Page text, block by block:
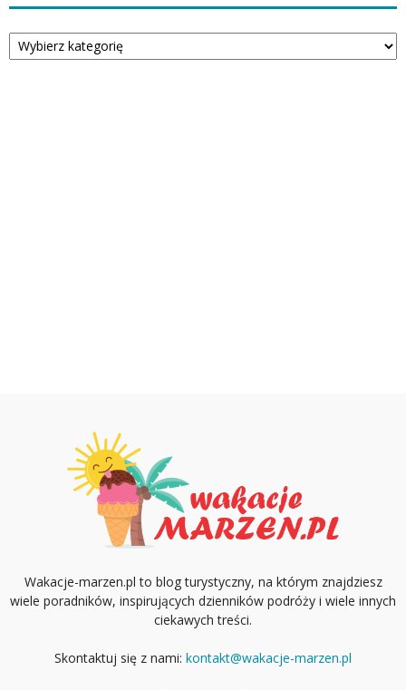
Kategorie
Wakacje-marzen.pl to blog turystyczny, na którym znajdziesz
wiele poradników, inspirujących dzienników podróży i wiele innych
ciekawych treści.
Skontaktuj się z nami: kontakt@wakacje-marzen.pl